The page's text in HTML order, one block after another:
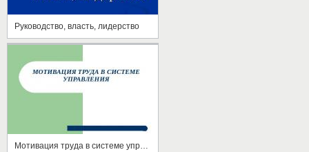
Руководство, власть, лидерство